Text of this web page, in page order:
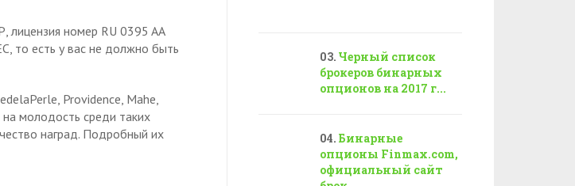
лицензия номер RU 0395 AA
то есть у вас не должно быть
Providence, Mahe,
молодость среди таких
наград. Подробный их
Черный список
брокеров бинарных
опционов на 2017 г...
Бинарные
опционы Finmax.com,
официальный сайт